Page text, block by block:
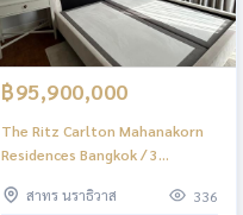
฿95,900,000
The Ritz Carlton Mahanakorn
Residences Bangkok / 3
คาร์ลตัน เรสซิเดนเซส บางกอก / 3
สาทร นราธิวาส 336